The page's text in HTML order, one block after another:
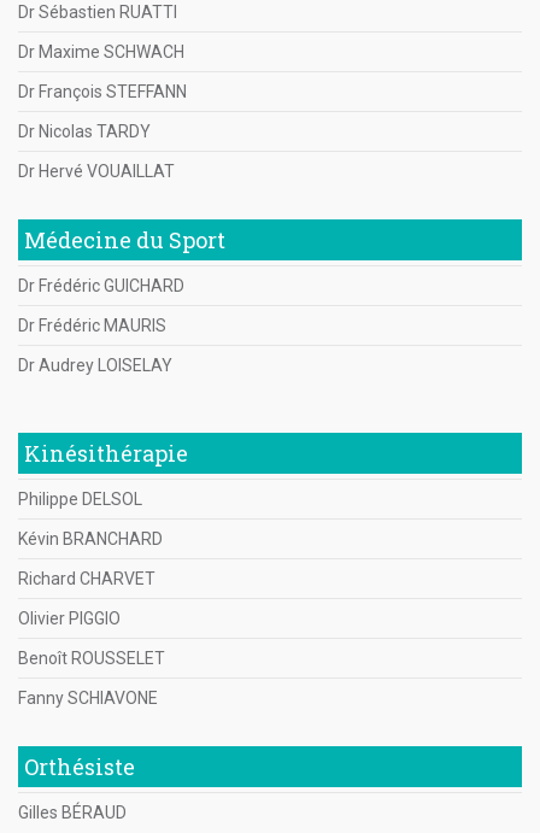
Dr Sébastien RUATTI
Dr Maxime SCHWACH
Dr François STEFFANN
Dr Nicolas TARDY
Dr Hervé VOUAILLAT
Médecine du Sport
Dr Frédéric GUICHARD
Dr Frédéric MAURIS
Dr Audrey LOISELAY
Kinésithérapie
Philippe DELSOL
Kévin BRANCHARD
Richard CHARVET
Olivier PIGGIO
Benoît ROUSSELET
Fanny SCHIAVONE
Orthésiste
Gilles BÉRAUD